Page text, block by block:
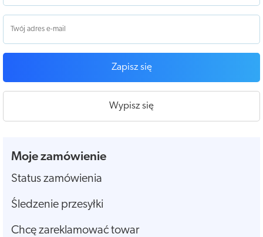
Zapisz się
Wypisz się
Moje zamówienie
Status zamówienia
Śledzenie przesyłki
Chcę zareklamować towar